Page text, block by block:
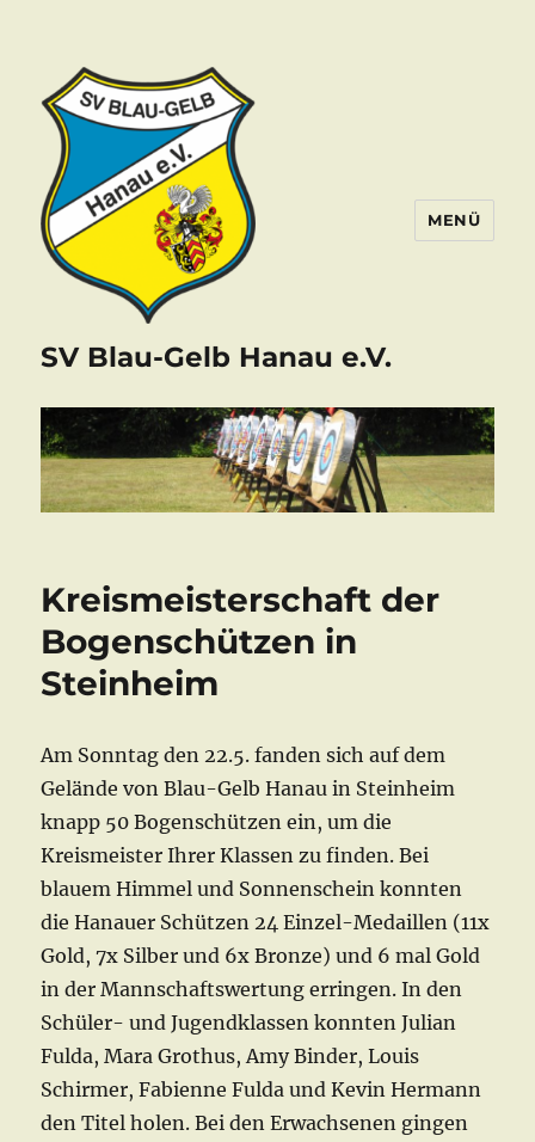
SV Blau-Gelb Hanau e.V.
MENÜ
Kreismeisterschaft der
Bogenschützen in
Steinheim
Am Sonntag den 22.5. fanden sich auf dem
Gelände von Blau-Gelb Hanau in Steinheim
knapp 50 Bogenschützen ein, um die
Kreismeister Ihrer Klassen zu finden. Bei
blauem Himmel und Sonnenschein konnten
die Hanauer Schützen 24 Einzel-Medaillen (11x
Gold, 7x Silber und 6x Bronze) und 6 mal Gold
in der Mannschaftswertung erringen. In den
Schüler- und Jugendklassen konnten Julian
Fulda, Mara Grothus, Amy Binder, Louis
Schirmer, Fabienne Fulda und Kevin Hermann
den Titel holen. Bei den Erwachsenen gingen